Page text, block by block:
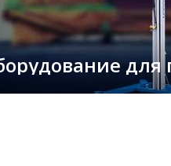
для